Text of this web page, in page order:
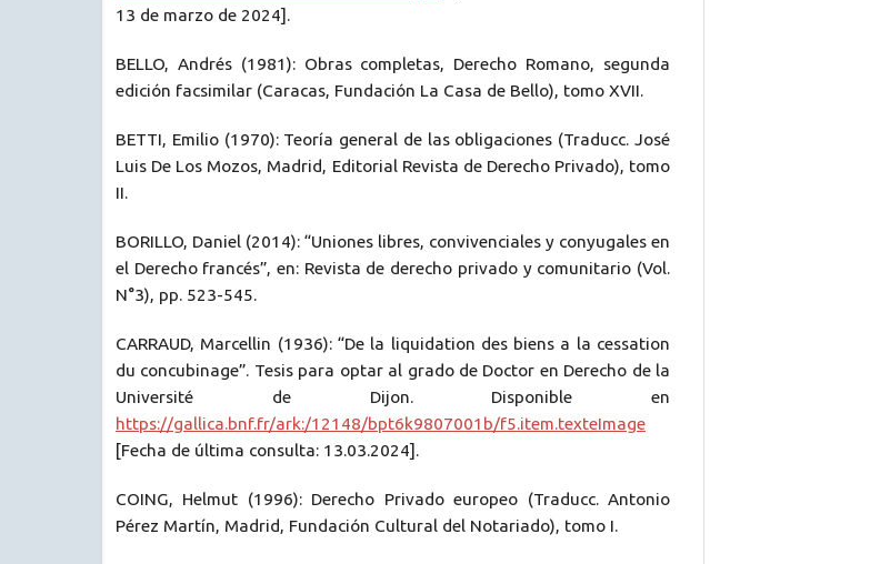
13 de marzo de 2024].
BELLO, Andrés (1981): Obras completas, Derecho Romano, segunda
edición facsimilar (Caracas, Fundación La Casa de Bello), tomo XVII.
BETTI, Emilio (1970): Teoría general de las obligaciones (Traducc. José
Luis De Los Mozos, Madrid, Editorial Revista de Derecho Privado), tomo
II.
BORILLO, Daniel (2014): “Uniones libres, convivenciales y conyugales en
el Derecho francés”, en: Revista de derecho privado y comunitario (Vol.
N°3), pp. 523-545.
CARRAUD, Marcellin (1936): “De la liquidation des biens a la cessation
du concubinage”. Tesis para optar al grado de Doctor en Derecho de la
Université de Dijon. Disponible en
https://gallica.bnf.fr/ark:/12148/bpt6k9807001b/f5.item.texteImage
[Fecha de última consulta: 13.03.2024].
COING, Helmut (1996): Derecho Privado europeo (Traducc. Antonio
Pérez Martín, Madrid, Fundación Cultural del Notariado), tomo I.